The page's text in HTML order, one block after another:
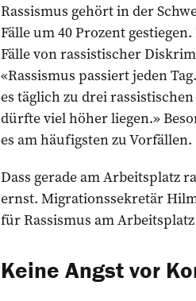
Rassismus gehört in der
Fälle um 40 Prozent
Fälle von rassistischer
«Rassismus passiert jeden
es täglich zu drei
dürfte viel höher liegen.»
es am häufigsten zu Vorfällen.
Dass gerade am Arbeitsplatz
ernst. Migra­tionssekretär
für Rassismus am
Keine Angst vor